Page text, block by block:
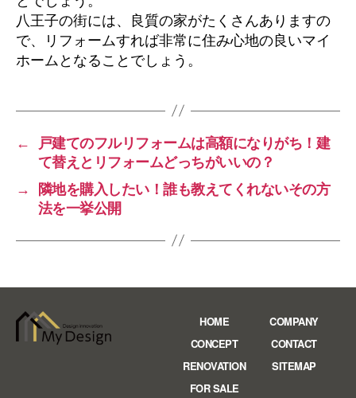
八王子の街には、良質の家がたくさんありますの
で、リフォームすれば非常に住み心地の良いマイ
ホームとなることでしょう。
←
戸建てのフルリフォームは高額になりがち！建
て替えとリフォームどっちがいいの？
→
隣地を購入したい！誰も教えてくれないその方
法を一挙公開
HOME
CONCEPT
RENOVATION
FOR SALE
COMPANY
CONTACT
SITEMAP